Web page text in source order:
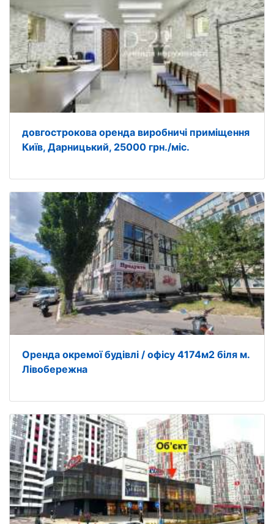
довгострокова оренда виробничі приміщення
Київ, Дарницький, 25000 грн./міс.
Оренда окремої будівлі / офісу 4174м2 біля м.
Лівобережна